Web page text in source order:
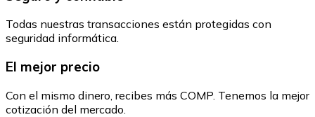
Todas nuestras transacciones están protegidas con
seguridad informática.
El mejor precio
Con el mismo dinero, recibes más COMP. Tenemos la mejor
cotización del mercado.